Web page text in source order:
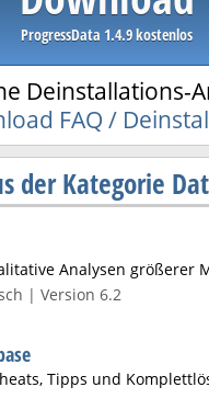
ProgressData 1.4.9 kostenlos
Deinstallations-
FAQ /
der Kategorie
Analysen größerer
| Version 6.2
Tipps und